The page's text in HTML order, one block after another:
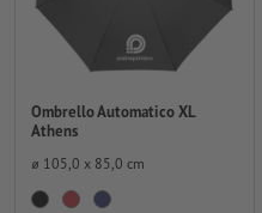
Ombrello Automatico XL
Athens
⌀ 105,0 x 85,0 cm